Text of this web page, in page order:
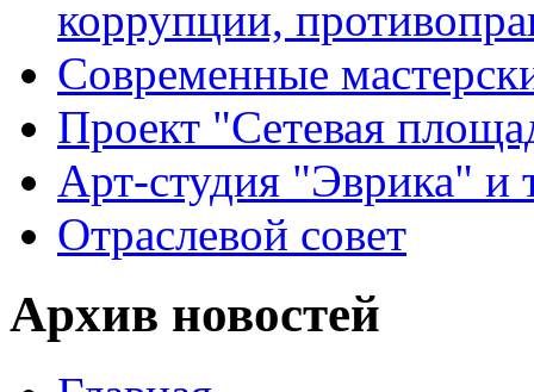
коррупции,
Современные
Проект "Сетевая
Арт-студия "Эврика" и
Отраслевой совет
Архив новостей